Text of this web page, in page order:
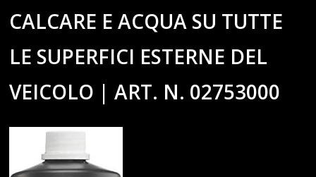
CALCARE E ACQUA SU TUTTE
LE SUPERFICI ESTERNE DEL
VEICOLO | ART. N. 02753000